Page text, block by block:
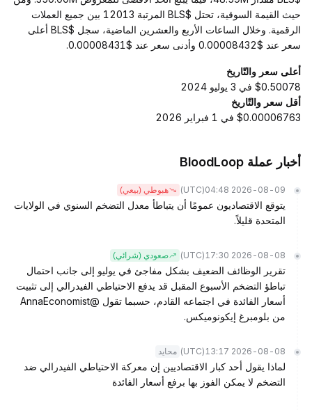
حيث القيمة السوقية، تحتل $BLS المرتبة 12013 بين جميع العملات
الرقمية. وخلال الساعات الأربع والعشرين الماضية، سجل $BLS أعلى
سعر عند $0.00008432 وأدنى سعر عند $0.00008431.
أعلى سعر والتّاريخ
$0.50078 في 3 يوليو 2024
أقل سعر والتّاريخ
$0.00006763 في 1 فبراير 2026
أخبار عملة BloodLoop
2026-08-09 04:48
(UTC) هبوطي (بيعي)
يتوقع الاقتصاديون عمومًا أن يتباطأ معدل التضخم السنوي في الولايات
المتحدة قليلاً.
2026-08-08 17:30
(UTC) صعودي (شرائي)
تقرير الوظائف الضعيف بشكل مفاجئ في يوليو إلى جانب احتمال
تباطؤ التضخم الأسبوع المقبل قد يدفع الاحتياطي الفيدرالي إلى تثبيت
أسعار الفائدة في اجتماعه القادم، حسبما تقول @AnnaEconomist
من بلومبرغ إيكونوميكس.
2026-08-08 13:17
(UTC) محايد
لماذا يقول أحد كبار الاقتصاديين إن معركة الاحتياطي الفيدرالي ضد
التضخم لا يمكن الفوز بها برفع أسعار الفائدة